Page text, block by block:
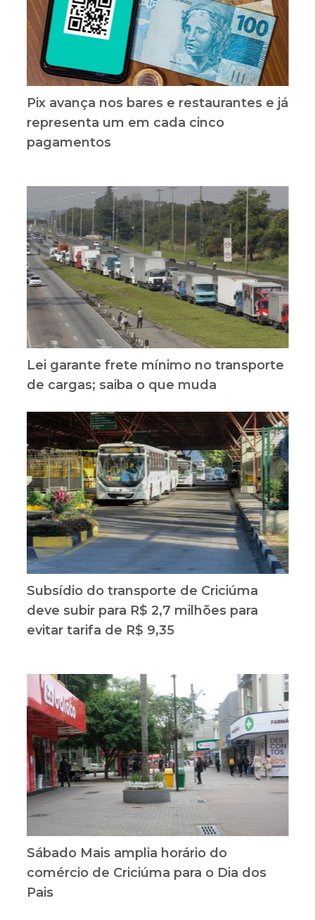
Pix avança nos bares e restaurantes e já
representa um em cada cinco
pagamentos
Lei garante frete mínimo no transporte
de cargas; saiba o que muda
Subsídio do transporte de Criciúma
deve subir para R$ 2,7 milhões para
evitar tarifa de R$ 9,35
Sábado Mais amplia horário do
comércio de Criciúma para o Dia dos
Pais